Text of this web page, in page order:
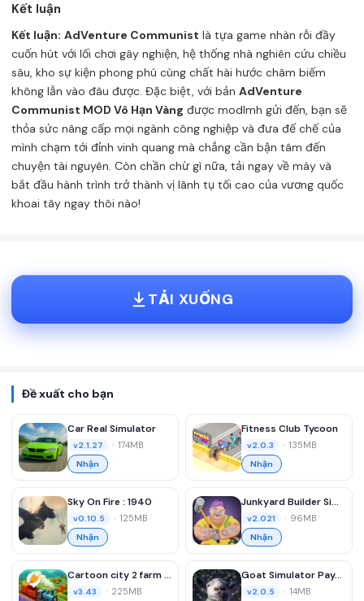
Kết luận
Kết luận: AdVenture Communist là tựa game nhàn rỗi đầy
cuốn hút với lối chơi gây nghiện, hệ thống nhà nghiên cứu chiều
sâu, kho sự kiện phong phú cùng chất hài hước châm biếm
không lẫn vào đâu được. Đặc biệt, với bản AdVenture
Communist MOD Vô Hạn Vàng được modlmh gửi đến, bạn sẽ
thỏa sức nâng cấp mọi ngành công nghiệp và đưa đế chế của
mình chạm tới đỉnh vinh quang mà chẳng cần bận tâm đến
chuyện tài nguyên. Còn chần chừ gì nữa, tải ngay về máy và
bắt đầu hành trình trở thành vị lãnh tụ tối cao của vương quốc
khoai tây ngay thôi nào!
TẢI XUỐNG
Đề xuất cho bạn
Car Real Simulator
v2.1.27 174MB
Nhận
Fitness Club Tycoon
v2.0.3 135MB
Nhận
Sky On Fire : 1940
v0.10.5 125MB
Nhận
Junkyard Builder Simulator
v2.021 96MB
Nhận
Cartoon city 2 farm town story
v3.43 225MB
Goat Simulator Payday
v2.0.5 14MB